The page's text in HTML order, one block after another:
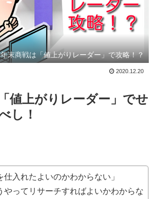
末商戦は「値上がりレーダー」で攻略！？
2020.12.20
値上がりレーダー」でせ
し！
仕入れたよいのかわからない」
やってリサーチすればよいかわからな